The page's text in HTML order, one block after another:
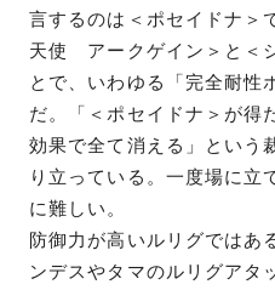
言するのは＜ポセイドナ＞
天使 アークゲイン＞と＜
とで、いわゆる「完全耐性
だ。「＜ポセイドナ＞が得
効果で全て消える」という
り立っている。一度場に立
に難しい。
防御力が高いルリグではあ
ンデスやタマのルリグアタ